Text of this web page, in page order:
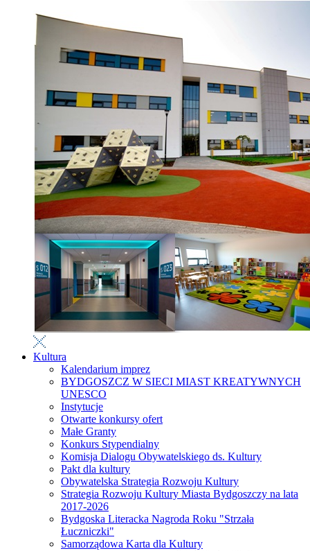
Kultura
Kalendarium imprez
BYDGOSZCZ W SIECI MIAST KREATYWNYCH
UNESCO
Instytucje
Otwarte konkursy ofert
Małe Granty
Konkurs Stypendialny
Komisja Dialogu Obywatelskiego ds. Kultury
Pakt dla kultury
Obywatelska Strategia Rozwoju Kultury
Strategia Rozwoju Kultury Miasta Bydgoszczy na lata
2017-2026
Bydgoska Literacka Nagroda Roku "Strzała
Łuczniczki"
Samorządowa Karta dla Kultury